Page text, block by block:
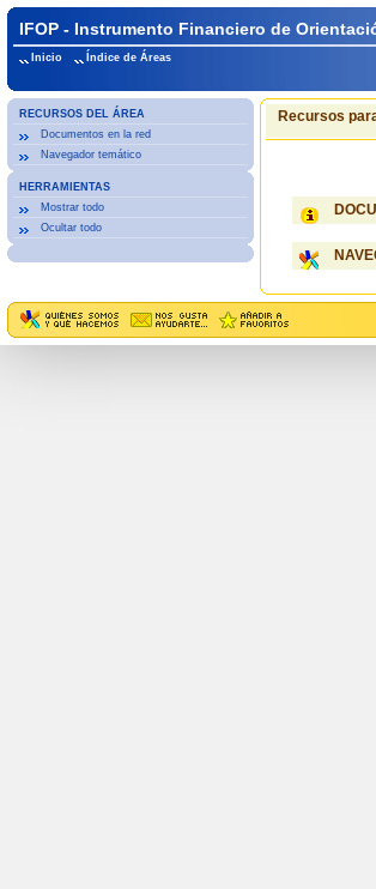
IFOP - Instrumento Financiero de
Inicio Índice de Áreas
RECURSOS DEL ÁREA
Documentos en la red
Navegador temático
HERRAMIENTAS
Mostrar todo
Ocultar todo
Recursos